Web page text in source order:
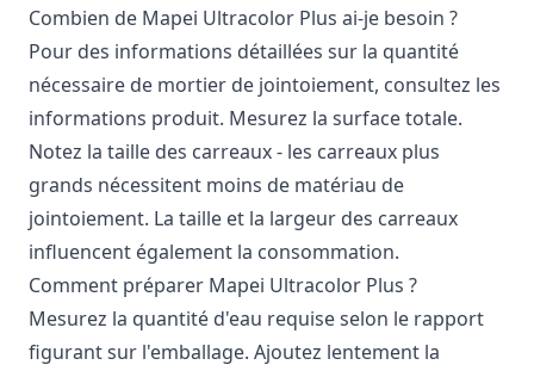
Combien de Mapei Ultracolor Plus ai-je besoin ?
Pour des informations détaillées sur la quantité
nécessaire de mortier de jointoiement, consultez les
informations produit. Mesurez la surface totale.
Notez la taille des carreaux - les carreaux plus
grands nécessitent moins de matériau de
jointoiement. La taille et la largeur des carreaux
influencent également la consommation.
Comment préparer Mapei Ultracolor Plus ?
Mesurez la quantité d'eau requise selon le rapport
figurant sur l'emballage. Ajoutez lentement la